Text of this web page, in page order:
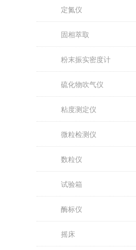
定氮仪
固相萃取
粉末振实密度计
硫化物吹气仪
粘度测定仪
微粒检测仪
数粒仪
试验箱
酶标仪
摇床